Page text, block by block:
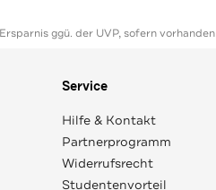
ggü. der UVP, sofern vorhanden
Service
Hilfe & Kontakt
Partnerprogramm
Widerrufsrecht
Studentenvorteil